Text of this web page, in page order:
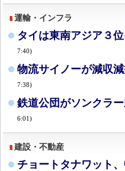
運輸・インフラ
タイは東南アジア３
7:40)
物流サイノーが減収
7:38)
鉄道公団がソンクラ
6:01)
建設・不動産
チョートタナワット